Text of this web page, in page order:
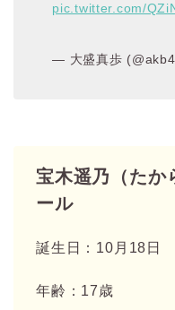
pic.twitter.com/
— 大盛真歩
宝木遥乃（たか
ール
誕生日：10月18日
年齢：17歳